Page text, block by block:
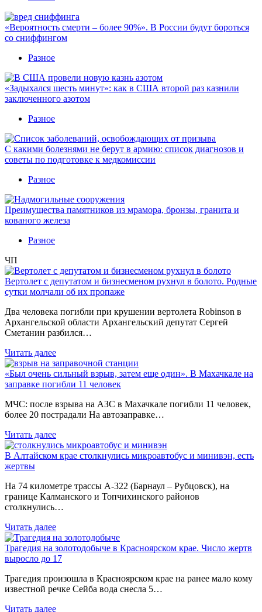
«Вероятность смерти – более 90%». В России будут бороться
со сниффингом
Разное
«Задыхался шесть минут»: как в США второй раз казнили
заключенного азотом
Разное
С какими болезнями не берут в армию: список диагнозов и
советы по подготовке к медкомиссии
Разное
Преимущества памятников из мрамора, бронзы, гранита и
кованого железа
Разное
ЧП
Вертолет с депутатом и бизнесменом рухнул в болото. Родные
сутки молчали об их пропаже
Два человека погибли при крушении вертолета Robinson в
Архангельской области Архангельский депутат Сергей
Сметанин разбился…
Читать далее
«Был очень сильный взрыв, затем еще один». В Махачкале на
заправке погибли 11 человек
МЧС: после взрыва на АЗС в Махачкале погибли 11 человек,
более 20 пострадали На автозаправке…
Читать далее
В Алтайском крае столкнулись микроавтобус и минивэн, есть
жертвы
На 74 километре трассы А-322 (Барнаул – Рубцовск), на
границе Калманского и Топчихинского районов
столкнулись…
Читать далее
Трагедия на золотодобыче в Красноярском крае. Число жертв
выросло до 17
Трагедия произошла в Красноярском крае на ранее мало кому
известной речке Сейба вода снесла 5…
Читать далее